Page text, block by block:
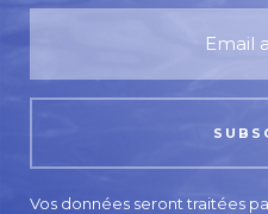
Vos données seront traitées